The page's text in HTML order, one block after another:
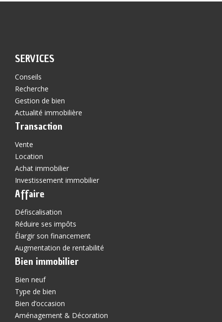
SERVICES
Conseils
Recherche
Gestion de bien
Actualité immobilière
Transaction
Vente
Location
Achat immobilier
Investissement immobilier
Affaire
Défiscalisation
Réduire ses impôts
Élargir son financement
Augmentation de rentabilité
Bien immobilier
Bien neuf
Type de bien
Bien d’occasion
Aménagement & Décoration